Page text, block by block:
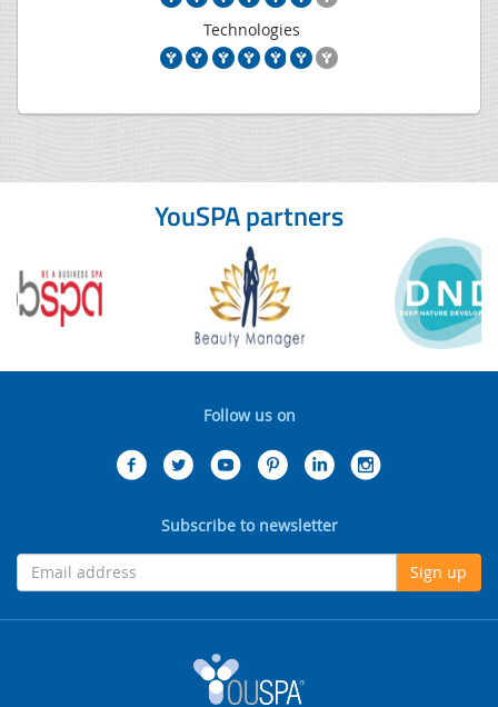
Technologies
YouSPA partners
Follow us on
Subscribe to newsletter
Sign up